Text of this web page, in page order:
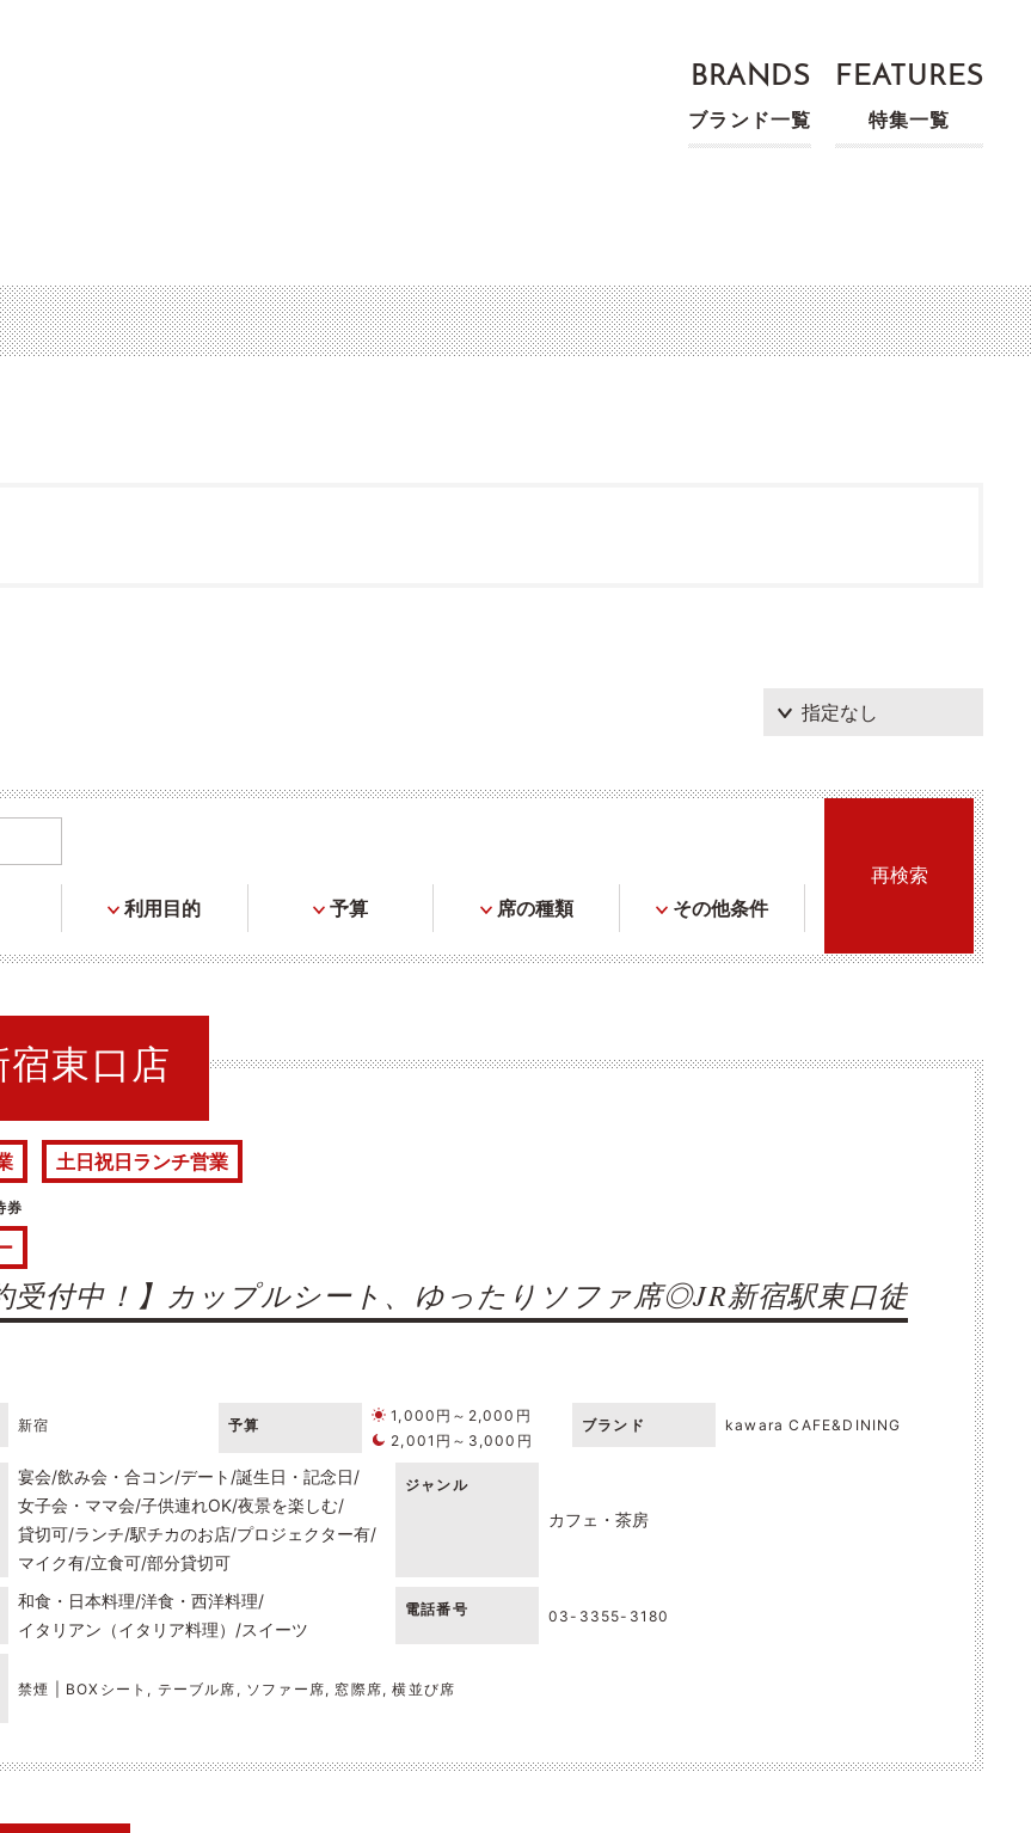
BRANDS
ブランド一覧
FEATURES
特集一覧
利用目的 予算 席の種類 その他条件
宿東口店
土日祝日ランチ営業
券
受付中！】カップルシート、ゆったりソファ席◎JR新宿駅東口徒
新宿 予算
1,000円～2,000円
2,001円～3,000円
ブランド kawara CAFE&DINING
宴会 飲み会・合コン デート 誕生日・記念日
女子会・ママ会 子供連れOK 夜景を楽しむ
貸切可 ランチ 駅チカのお店 プロジェクター有
マイク有 立食可 部分貸切可
ジャンル
カフェ・茶房
和食・日本料理 洋食・西洋料理
イタリアン（イタリア料理）
スイーツ
電話番号 03-3355-3180
禁煙 | BOXシート, テーブル席, ソファー席, 窓際席, 横並び席